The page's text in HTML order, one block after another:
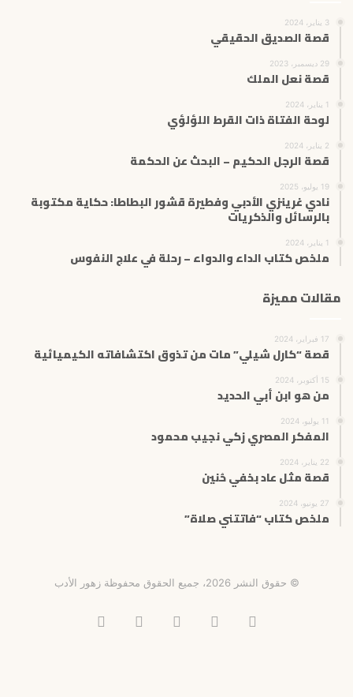
3 يناير، 2024
قصة الصديق الحقيقي
29 ديسمبر، 2023
قصة نعل الملك
1 يناير، 2024
لوحة الفتاة ذات القرط اللؤلؤي
2 يناير، 2024
قصة الرجل الحكيم – البحث عن الحكمة
19 يوليو، 2025
نادي غرينزي الأدبي وفطيرة قشور البطاطا: حكاية مكتوبة
بالرسائل والذكريات
1 يناير، 2024
ملخص كتاب الداء والدواء – رحلة في علاج النفوس
مقالات مميزة
17 فبراير، 2024
قصة “كارل شيلي” مات من تذوق اكتشافاته الكيميائية
15 أكتوبر، 2024
من هو ابن أبي الحديد
11 يوليو، 2024
المفكر المصري زكي نجيب محمود
22 يناير، 2024
قصة مثل عاد بخفي حُنين
27 يونيو، 2024
ملخص كتاب “فاتتني صلاة”
© حقوق النشر 2026، جميع الحقوق محفوظة زهور الأدب
فيسبوك انستقرامتيلقرام